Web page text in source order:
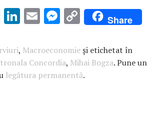
T
it
te
r
Li
k
e
dI
E
ai
l
M
se
n
g
C
o
p
y
Li
Share
, Macroeconomieși etichetat în
Concordia, Mihai Bogza. Pune un
legătura permanentă.